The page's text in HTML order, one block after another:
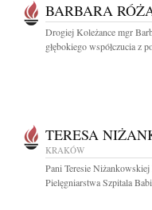
BARBARA
Drogiej Koleżance mgr
głębokiego współczucia z
TERESA
KRAKÓW
Pani Teresie
Pielęgniarstwa Szpitala